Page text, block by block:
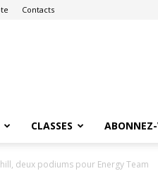
Contacts
CLASSES
deux podiums pour Energy Team